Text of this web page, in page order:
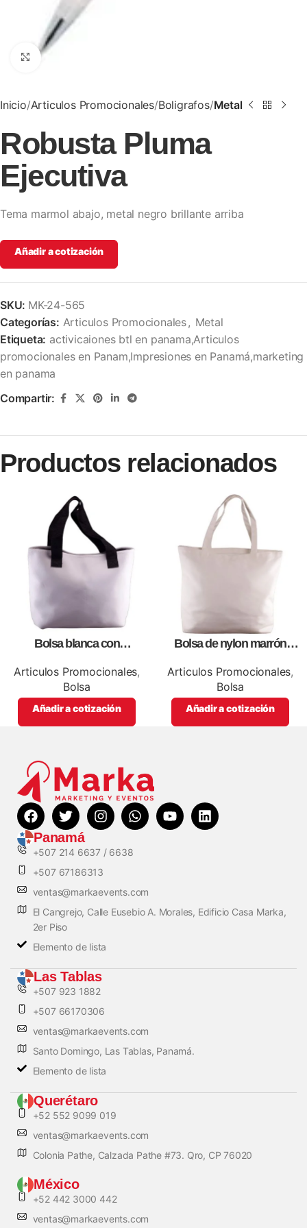
Clic para ampliar
Inicio Articulos Promocionales Boligrafos Metal
Robusta Pluma
Ejecutiva
Tema marmol abajo, metal negro brillante arriba
Añadir a cotización
SKU: MK-24-565
Categorías: Articulos Promocionales, Metal
Etiqueta: activicaiones btl en panama,Articulos
promocionales en Panam,Impresiones en Panamá,marketing
en panama
Compartir:
Productos relacionados
Bolsa blanca con
promocionales
Articulos Promocionales,
Bolsa
Añadir a cotización
Bolsa de nylon marrón
color
Articulos Promocionales,
Bolsa
Añadir a cotización
Panamá
+507 214 6637 / 6638
+507 67186313
ventas@markaevents.com
El Cangrejo, Calle Eusebio A. Morales, Edificio Casa Marka,
2er Piso
Elemento de lista
Las Tablas
+507 923 1882
+507 66170306
ventas@markaevents.com
Santo Domingo, Las Tablas, Panamá.
Elemento de lista
Querétaro
+52 552 9099 019
ventas@markaevents.com
Colonia Pathe, Calzada Pathe #73. Qro, CP 76020
México
+52 442 3000 442
ventas@markaevents.com